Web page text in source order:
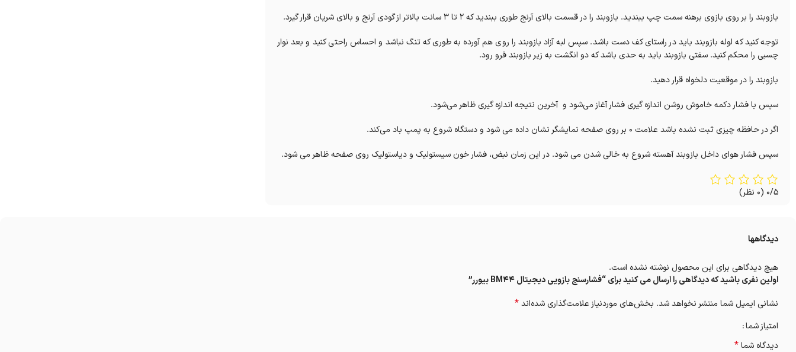
بازوبند را بر روی بازوی برهنه سمت چپ ببندید. بازوبند را در قسمت بالای آرنج طوری ببندید که 2 تا 3 سانت بالاتر از گودی آرنج و بالای شریان قرار گیرد.
توجه کنید که لوله بازوبند باید در راستای کف دست باشد. سپس لبه آزاد بازوبند را روی هم آورده به طوری که تنگ نباشد و احساس راحتی کنید و بعد نوار
چسبی را محکم کنید. سفتی بازوبند باید به حدی باشد که دو انگشت به زیر بازوبند فرو رود.
بازوبند را در موقعیت دلخواه قرار دهید.
سپس با فشار دکمه خاموش روشن اندازه گیری فشار آغاز می‌شود و آخرین نتیجه اندازه گیری ظاهر می‌شود.
اگر در حافظه چیزی ثبت نشده باشد علامت 0 بر روی صفحه نمایشگر نشان داده می شود و دستگاه شروع به پمپ باد می‌کند.
سپس فشار هوای داخل بازوبند آهسته شروع به خالی شدن می شود. در این زمان نبض، فشار خون سیستولیک و دیاستولیک روی صفحه ظاهر می شود.
0/5 (0 نظر)
دیدگاهها
هیچ دیدگاهی برای این محصول نوشته نشده است.
اولین نفری باشید که دیدگاهی را ارسال می کنید برای “فشارسنج بازویی ديجيتال BM44 بیورر”
نشانی ایمیل شما منتشر نخواهد شد. بخش‌های موردنیاز علامت‌گذاری شده‌اند*
امتیاز شما
دیدگاه شما*